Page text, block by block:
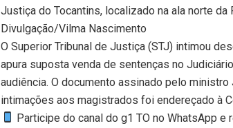
Justiça do Tocantins, localizado na ala norte da
Divulgação/Vilma Nascimento
O Superior Tribunal de Justiça (STJ) intimou
apura suposta venda de sentenças no
audiência. O documento assinado pelo
intimações aos magistrados foi endereçado à
Participe do canal do g1 TO no WhatsApp e